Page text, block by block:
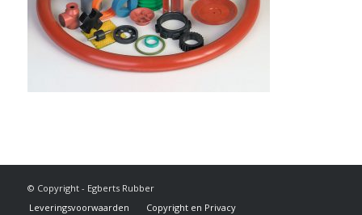
© Copyright - Egberts Rubber
Leveringsvoorwaarden
Copyright en Privacy